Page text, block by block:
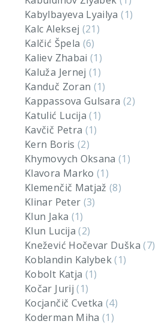
Kabylbayeva Lyailya(1)
Kalc Aleksej (21)
Kalčić Špela (6)
Kaliev Zhabai(1)
Kaluža Jernej(1)
Kanduč Zoran (1)
Kappassova Gulsara (2)
Katulić Lucija(1)
Kavčič Petra (1)
Kern Boris (2)
Khymovych Oksana(1)
Klavora Marko(1)
Klemenčič Matjaž(8)
Klinar Peter (3)
Klun Jaka (1)
Klun Lucija(2)
Knežević Hočevar Duška(7)
Koblandin Kalybek(1)
Kobolt Katja (1)
Kočar Jurij(1)
Kocjančič Cvetka(4)
Koderman Miha(1)